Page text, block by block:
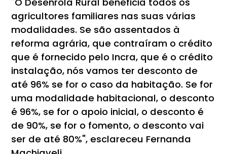
agricultores familiares nas suas várias
modalidades. Se são assentados à
reforma agrária, que contraíram o crédito
que é fornecido pelo Incra, que é o crédito
instalação, nós vamos ter desconto de
até 96% se for o caso da habitação. Se for
uma modalidade habitacional, o desconto
é 96%, se for o apoio inicial, o desconto é
de 90%, se for o fomento, o desconto vai
ser de até 80%", esclareceu Fernanda